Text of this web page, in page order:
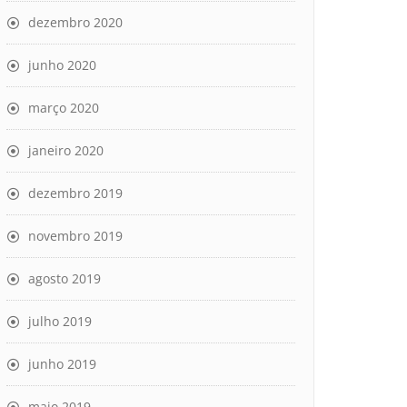
dezembro 2020
junho 2020
março 2020
janeiro 2020
dezembro 2019
novembro 2019
agosto 2019
julho 2019
junho 2019